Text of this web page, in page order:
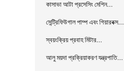
কাসাভা আটা প্রসেসিং মেশিন...
সেন্ট্রিফিউগাল পাম্প এবং গিয়ারবক্স...
স্বয়ংক্রিয় প্রবাহ মিটার...
আলু ময়দা প্রক্রিয়াকরণ যন্ত্রপাতি...